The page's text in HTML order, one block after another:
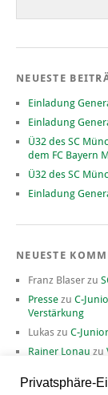
NEUESTE
Einladung
Einladung
Ü32 des SC
dem FC Bayern
Ü32 des SC
Einladung
NEUESTE
Franz Blaser zu
Presse zu C-
Verstärkung
Lukas zu C-
Rainer Lonau zu
Privatsphäre-